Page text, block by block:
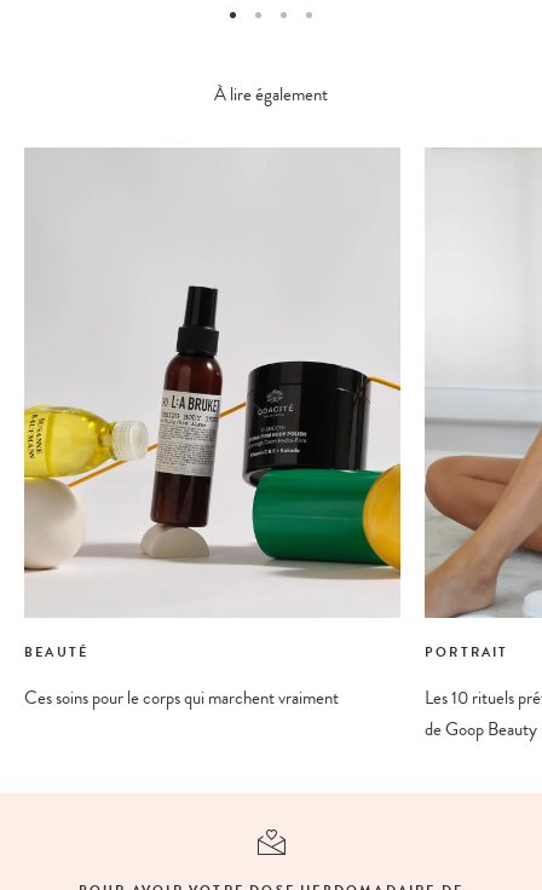
À lire également
BEAUTÉ
Ces soins pour le corps qui marchent vraiment
PORTRAIT
Les 10 rituels
de Goop Beauty